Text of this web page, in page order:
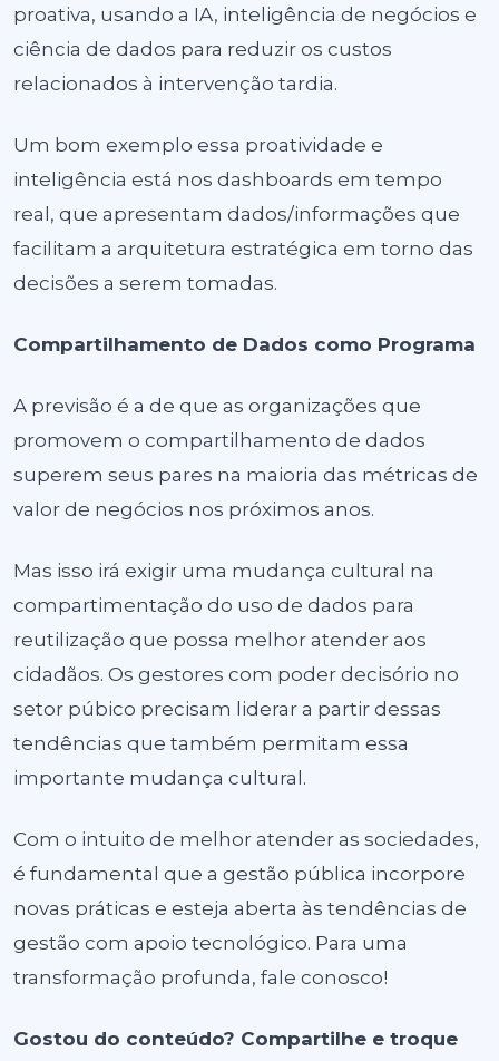
proativa, usando a IA, inteligência de negócios e
ciência de dados para reduzir os custos
relacionados à intervenção tardia.
Um bom exemplo essa proatividade e
inteligência está nos dashboards em tempo
real, que apresentam dados/informações que
facilitam a arquitetura estratégica em torno das
decisões a serem tomadas.
Compartilhamento de Dados como Programa
A previsão é a de que as organizações que
promovem o compartilhamento de dados
superem seus pares na maioria das métricas de
valor de negócios nos próximos anos.
Mas isso irá exigir uma mudança cultural na
compartimentação do uso de dados para
reutilização que possa melhor atender aos
cidadãos. Os gestores com poder decisório no
setor púbico precisam liderar a partir dessas
tendências que também permitam essa
importante mudança cultural.
Com o intuito de melhor atender as sociedades,
é fundamental que a gestão pública incorpore
novas práticas e esteja aberta às tendências de
gestão com apoio tecnológico. Para uma
transformação profunda, fale conosco!
Gostou do conteúdo? Compartilhe e troque